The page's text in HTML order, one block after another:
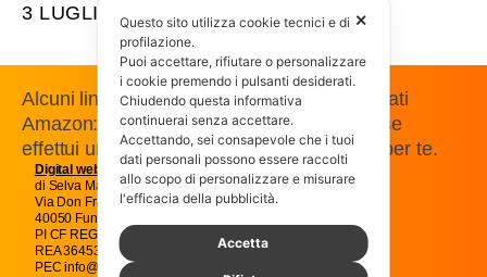
3 LUGLIO 2009
Alcuni link presenti in questo sito sono affiliati
Amazon: guadagniamo una commissione se
effettui un acquisto, senza costi aggiuntivi per te.
Digital web
Magic snc
di Selva Massimo e C.
Via Don Francesco Pasti 22
40050 Funo Argelato Bologna
PI CF REG IMP BO01707541205
REA 364538
PEC info@magicpec.it
✕
Questo sito utilizza cookie tecnici e di
profilazione.
Puoi accettare, rifiutare o personalizzare
i cookie premendo i pulsanti desiderati.
Chiudendo questa informativa
continuerai senza accettare.
Accettando, sei consapevole che i tuoi
dati personali possono essere raccolti
allo scopo di personalizzare e misurare
l'efficacia della pubblicità.
Accetta